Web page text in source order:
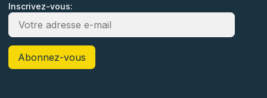
Inscrivez-vous: